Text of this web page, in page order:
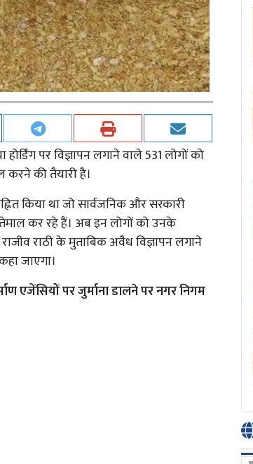
पर विज्ञापन लगाने वाले 531 लोगों को
करने की तैयारी है।
किया था जो सार्वजनिक और सरकारी
कर रहे हैं। अब इन लोगों को उनके
राठी के मुताबिक अवैध विज्ञापन लगाने
जाएगा।
एजेंसियों पर जुर्माना डालने पर नगर निगम